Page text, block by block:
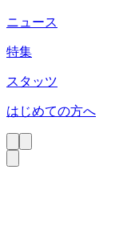
ニュース
特集
スタッツ
はじめての方へ